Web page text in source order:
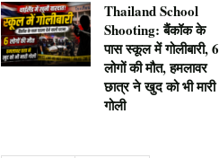
Thailand School
Shooting: बैंकॉक के
पास स्कूल में गोलीबारी, 6
लोगों की मौत, हमलावर
छात्र ने खुद को भी मारी
गोली